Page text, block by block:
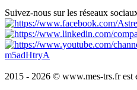
Suivez-nous sur les réseaux
2015 - 2026 © www.mes-trs.fr est